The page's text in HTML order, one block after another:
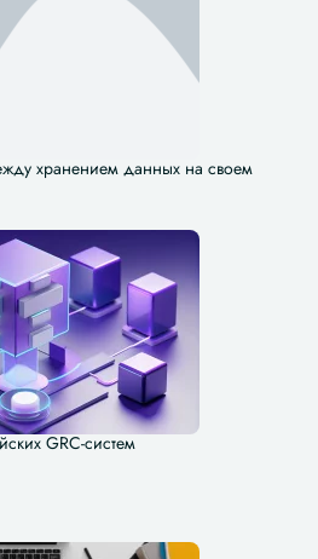
хранением данных на своем
GRC-систем